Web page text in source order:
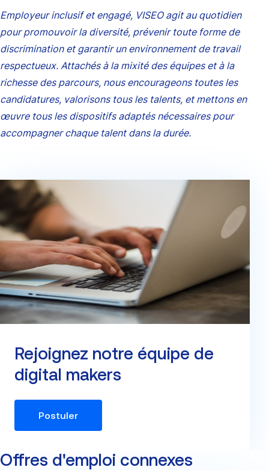
Employeur inclusif et engagé, VISEO agit au quotidien
pour promouvoir la diversité, prévenir toute forme de
discrimination et garantir un environnement de travail
respectueux. Attachés à la mixité des équipes et à la
richesse des parcours, nous encourageons toutes les
candidatures, valorisons tous les talents, et mettons en
œuvre tous les dispositifs adaptés nécessaires pour
accompagner chaque talent dans la durée.
Rejoignez notre équipe de
digital makers
Postuler
Offres d'emploi connexes